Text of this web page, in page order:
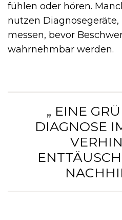
fühlen oder hören.
nutzen
messen, bevor
wahrnehmbar werden.
„ EINE
DIAGNOSE